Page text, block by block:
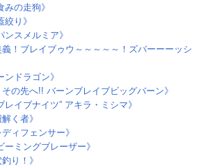
みの走狗》
絞り》
ンスメルミア》
義！ブレイブゥウ～～～～～！ズバーーーッシ
ンドラゴン》
その先へ!! バーンブレイブビッグバーン》
レイブナイツ” アキラ・ミシマ》
く者》‎
ィフェンサー》‎
ーミングブレーザー》
り！》